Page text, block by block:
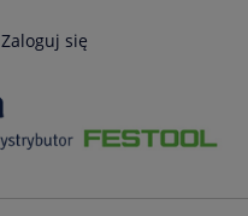
Zaloguj się